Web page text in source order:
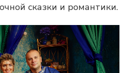
сказки и романтики.